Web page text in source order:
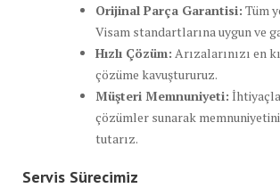
Orijinal Parça Garantisi: Tüm
Visam standartlarına uygun ve
Hızlı Çözüm: Arızalarınızı en
çözüme kavuştururuz.
Müşteri Memnuniyeti:
çözümler sunarak
tutarız.
Servis Sürecimiz